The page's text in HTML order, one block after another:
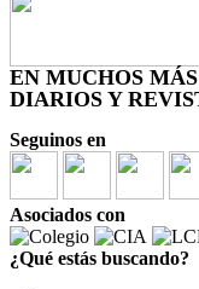
EN MUCHOS
DIARIOS Y
Seguinos en
Asociados con
¿Qué estás buscando?